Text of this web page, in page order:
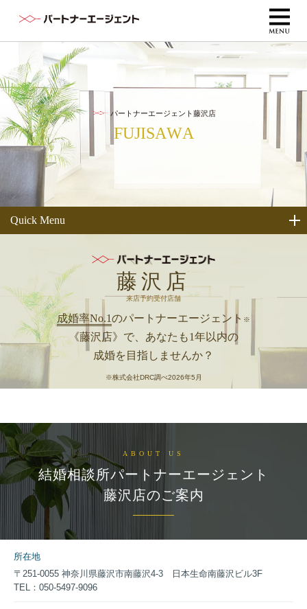
パートナーエージェント藤沢店
FUJISAWA
Quick Menu
会員様の活動例
コースと料金
ご来店・ご入会の流れ
藤沢店
来店予約受付店舗
成婚率No.1のパートナーエージェント ※
《藤沢店》で、あなたも1年以内の
成婚を目指しませんか？
※株式会社DRC調べ2026年5月
ABOUT US
結婚相談所パートナーエージェント
藤沢店のご案内
所在地
〒251-0055 神奈川県藤沢市南藤沢4-3 日本生命南藤沢ビル3F
TEL：050-5497-9096